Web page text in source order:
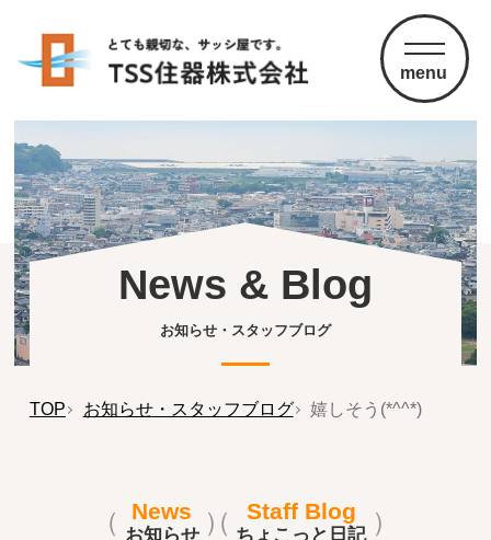
menu
News & Blog
お知らせ・スタッフブログ
TOP お知らせ・スタッフブログ 嬉しそう(*^^*)
News
お知らせ
Staff Blog
ちょこっと日記